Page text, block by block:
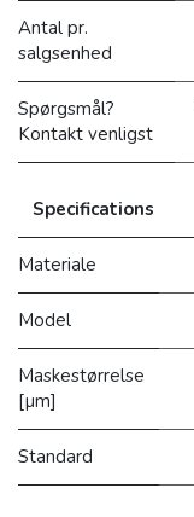
Antal pr.
salgsenhed
Spørgsmål?
Kontakt venligst
Specifications
Materiale
Model
Maskestørrelse
[µm]
Standard